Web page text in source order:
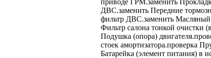
ДВС.заменить Передние
фильтр ДВС.заменить
Фильтр салона тонкой очистки
Подушка (опора) двигателя.
стоек амортизатора.проверка
Батарейка (элемент питания) в